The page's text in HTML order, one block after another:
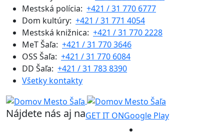
Mestská polícia: +421 / 31 770 6777
Dom kultúry: +421 / 31 771 4054
Mestská knižnica: +421 / 31 770 2228
MeT Šaľa: +421 / 31 770 3646
OSS Šaľa: +421 / 31 770 6084
DD Šaľa: +421 / 31 783 8390
Všetky kontakty
Nájdete nás aj naGET IT ONGoogle Play